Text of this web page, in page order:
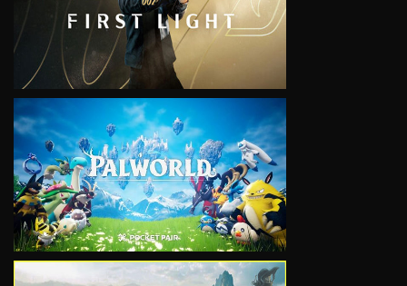
VIEW
VIEW